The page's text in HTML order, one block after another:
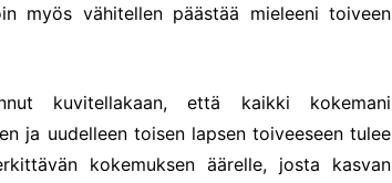
myös vähitellen päästää mieleeni toiveen
kuvitellakaan, että kaikki kokemani
ja uudelleen toisen lapsen toiveeseen tulee
kokemuksen äärelle, josta kasvan